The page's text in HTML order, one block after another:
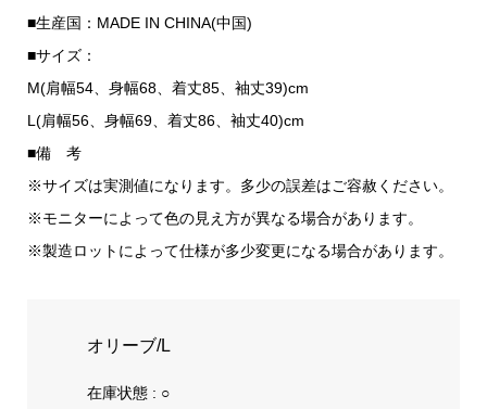
■生産国：MADE IN CHINA(中国)
■サイズ：
M(肩幅54、身幅68、着丈85、袖丈39)cm
L(肩幅56、身幅69、着丈86、袖丈40)cm
■備 考
※サイズは実測値になります。多少の誤差はご容赦ください。
※モニターによって色の見え方が異なる場合があります。
※製造ロットによって仕様が多少変更になる場合があります。
オリーブ/L
在庫状態 : ○